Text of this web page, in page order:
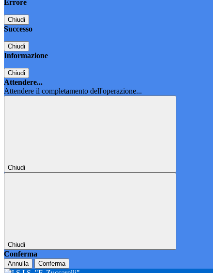
Errore
Chiudi
Successo
Chiudi
Informazione
Chiudi
Attendere...
Attendere il completamento dell'operazione...
Chiudi
Chiudi
Conferma
Annulla Conferma